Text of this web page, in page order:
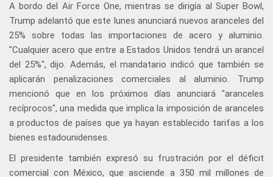
A bordo del Air Force One, mientras se dirigía al Super Bowl,
Trump adelantó que este lunes anunciará nuevos aranceles del
25% sobre todas las importaciones de acero y aluminio.
"Cualquier acero que entre a Estados Unidos tendrá un arancel
del 25%", dijo. Además, el mandatario indicó que también se
aplicarán penalizaciones comerciales al aluminio. Trump
mencionó que en los próximos días anunciará "aranceles
recíprocos", una medida que implica la imposición de aranceles
a productos de países que ya hayan establecido tarifas a los
bienes estadounidenses.
El presidente también expresó su frustración por el déficit
comercial con México, que asciende a 350 mil millones de